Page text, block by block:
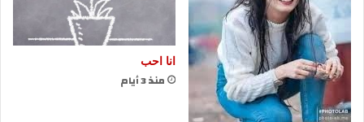
انا احب
منذ 3 أيام